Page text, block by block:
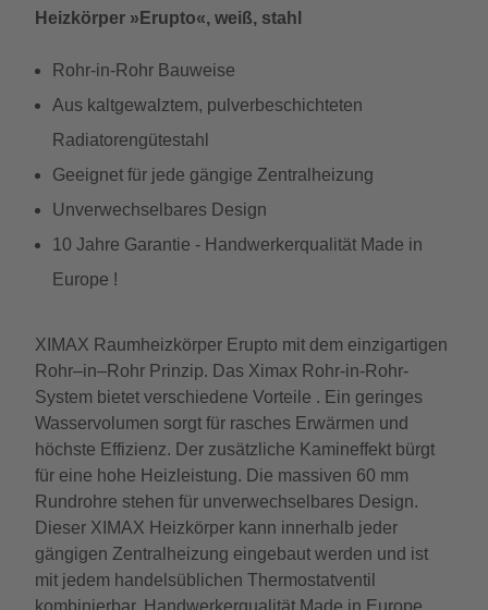
Heizkörper »Erupto«, weiß, stahl
Rohr-in-Rohr Bauweise
Aus kaltgewalztem, pulverbeschichteten
Radiatorengütestahl
Geeignet für jede gängige Zentralheizung
Unverwechselbares Design
10 Jahre Garantie - Handwerkerqualität Made in
Europe !
XIMAX Raumheizkörper Erupto mit dem einzigartigen
Rohr–in–Rohr Prinzip. Das Ximax Rohr-in-Rohr-
System bietet verschiedene Vorteile . Ein geringes
Wasservolumen sorgt für rasches Erwärmen und
höchste Effizienz. Der zusätzliche Kamineffekt bürgt
für eine hohe Heizleistung. Die massiven 60 mm
Rundrohre stehen für unverwechselbares Design.
Dieser XIMAX Heizkörper kann innerhalb jeder
gängigen Zentralheizung eingebaut werden und ist
mit jedem handelsüblichen Thermostatventil
kombinierbar. Handwerkerqualität Made in Europe.